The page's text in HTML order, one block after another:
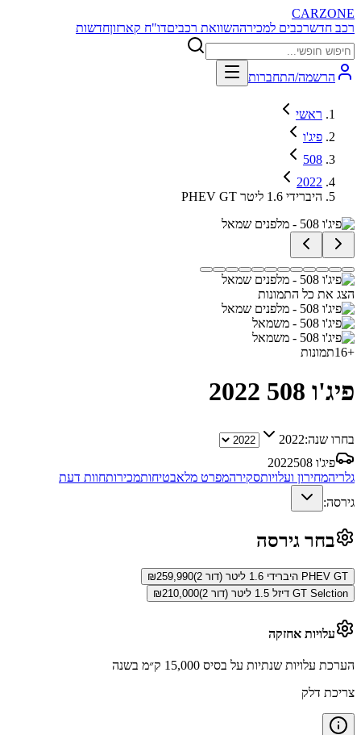
CARZONE
רכב חדשרכבים למכירההשוואת רכביםדו"ח קארזוןחדשות
הרשמה/התחברות
ראשי
פיג'ו
508
2022
PHEV GT היברידי 1.6 ליטר
הצג את כל התמונות
+
16תמונות
פיג'ו 508 2022
בחרו שנה:2022
פיג'ו 508
2022
גלריהמחירון ועלויותסקירהמפרט מלאבטיחותמכירותחוות דעת
גירסה:
בחר גירסה
PHEV GT היברידי 1.6 ליטר (דור 2) ₪259,990
GT Selction דיזל 1.5 ליטר (דור 2)
₪210,000
עלויות אחזקה
הערכת עלויות שנתיות על בסיס 15,000 ק״מ בשנה
צריכת דלק